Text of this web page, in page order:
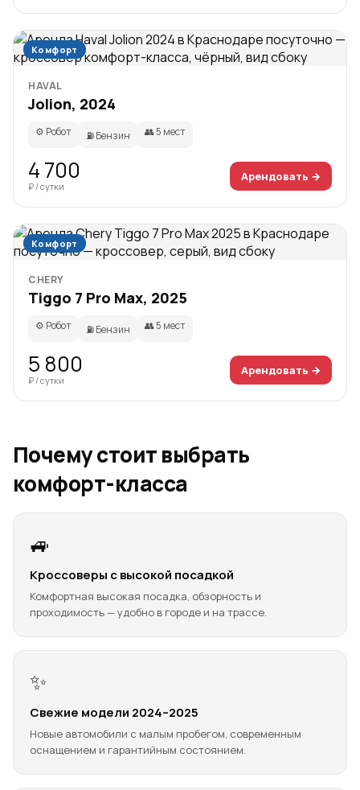
Комфорт
HAVAL
Jolion, 2024
⚙️ Робот ⛽ Бензин 👥 5 мест
4 700
₽ / сутки
Арендовать →
Комфорт
CHERY
Tiggo 7 Pro Max, 2025
⚙️ Робот ⛽ Бензин 👥 5 мест
5 800
₽ / сутки
Арендовать →
Почему стоит выбрать
комфорт-класса
🚙
Кроссоверы с высокой посадкой
Комфортная высокая посадка, обзорность и
проходимость — удобно в городе и на трассе.
✨
Свежие модели 2024–2025
Новые автомобили с малым пробегом, современным
оснащением и гарантийным состоянием.